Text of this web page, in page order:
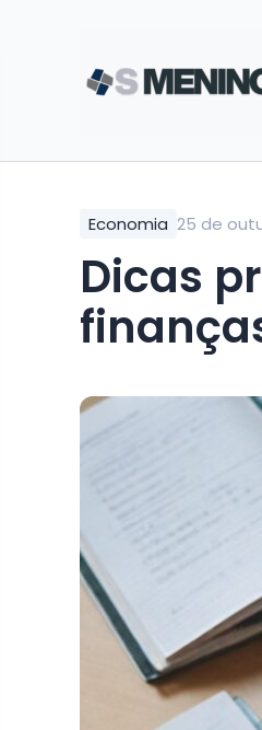
Economia 25 de
Dicas